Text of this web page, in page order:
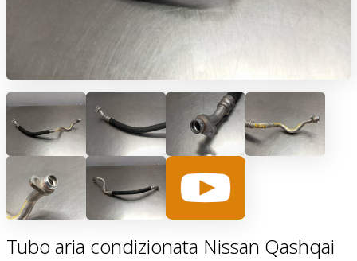
Tubo aria condizionata Nissan Qashqai